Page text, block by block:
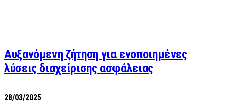
Αυξανόμενη ζήτηση για ενοποιημένες
λύσεις διαχείρισης ασφάλειας
28/03/2025